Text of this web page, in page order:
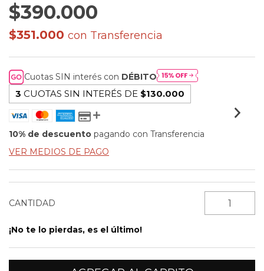
$390.000
$351.000 con Transferencia
Cuotas SIN interés con DÉBITO
3 CUOTAS SIN INTERÉS DE $130.000
10% de descuento pagando con Transferencia
VER MEDIOS DE PAGO
CANTIDAD
¡No te lo pierdas, es el último!